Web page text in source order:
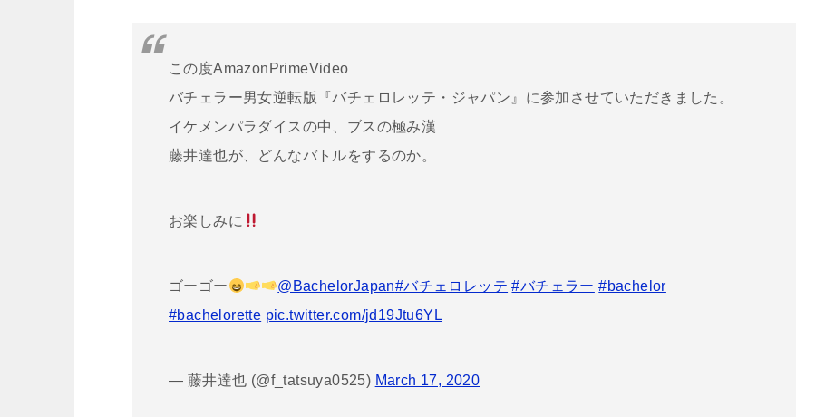
この度AmazonPrimeVideo
バチェラー男女逆転版『バチェロレッテ・ジャパン』に参加させていただきました。
イケメンパラダイスの中、ブスの極み漢
藤井達也が、どんなバトルをするのか。
お楽しみに
ゴーゴー @BachelorJapan#バチェロレッテ #バチェラー #bachelor
#bachelorette pic.twitter.com/jd19Jtu6YL
— 藤井達也 (@f_tatsuya0525) March 17, 2020